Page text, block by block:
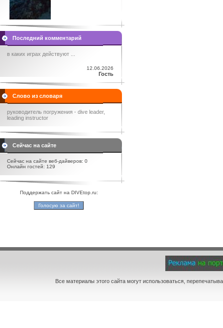
Последний комментарий
в каких играх действуют ...
12.06.2026
Гость
Слово из словаря
руководитель погружения - dive leader,
leading instructor
Сейчас на сайте
Сейчас на сайте веб-дайверов: 0
Онлайн гостей: 129
Поддержать сайт на DIVEtop.ru:
Все материалы этого сайта могут использоваться,